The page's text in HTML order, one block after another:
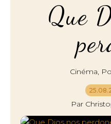
Que
Cinéma,
Par